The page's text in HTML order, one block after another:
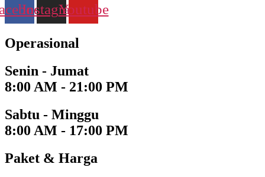
InstagramYoutube
Operasional
Senin - Jumat
8:00 AM - 21:00 PM
Sabtu - Minggu
8:00 AM - 17:00 PM
Paket & Harga